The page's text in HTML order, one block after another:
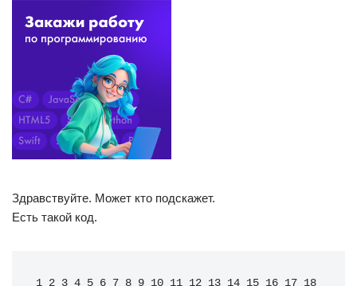
Здравствуйте. Может кто подскажет.
Есть такой код.
1 2 3 4 5 6 7 8 9 10 11 12 13 14 15 16 17 18